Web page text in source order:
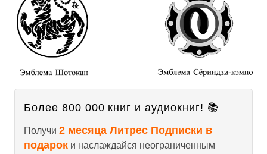
Более 800 000 книг и аудиокниг! 📚
Получи 2 месяца Литрес Подписки в
подарок и наслаждайся неограниченным